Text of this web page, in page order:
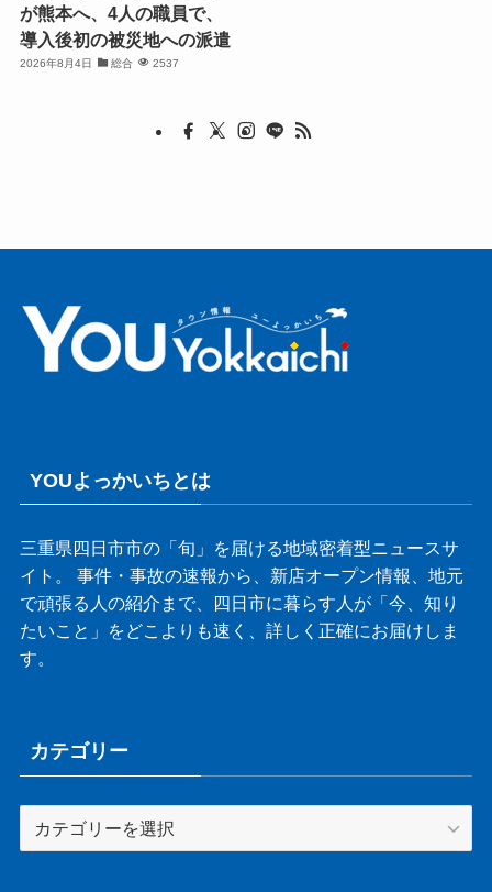
が熊本へ、4人の職員で、
導入後初の被災地への派遣
2026年8月4日 総合 2537
YOUよっかいちとは
三重県四日市市の「旬」を届ける地域密着型ニュースサ
イト。 事件・事故の速報から、新店オープン情報、地元
で頑張る人の紹介まで、四日市に暮らす人が「今、知り
たいこと」をどこよりも速く、詳しく正確にお届けしま
す。
カテゴリー
テ